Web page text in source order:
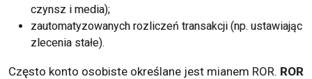
czynsz i media);
zautomatyzowanych rozliczeń transakcji (np. ustawiając
zlecenia stałe).
Często konto osobiste określane jest mianem ROR. ROR